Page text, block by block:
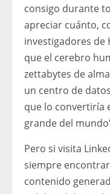
consigo durante
apreciar cuánto,
investigadores de
que el cerebro
zettabytes de
un centro de
que lo convertiría
grande del
Pero si visita
siempre
contenido